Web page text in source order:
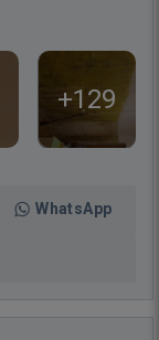
+129
WhatsApp